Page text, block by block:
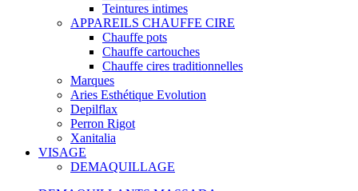
Teintures intimes
APPAREILS CHAUFFE CIRE
Chauffe pots
Chauffe cartouches
Chauffe cires traditionnelles
Marques
Aries Esthétique Evolution
Depilflax
Perron Rigot
Xanitalia
VISAGE
DEMAQUILLAGE